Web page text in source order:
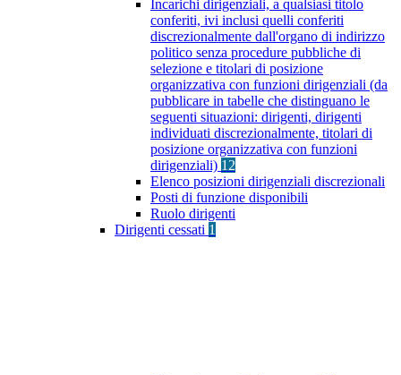
Incarichi dirigenziali, a qualsiasi titolo
conferiti, ivi inclusi quelli conferiti
discrezionalmente dall'organo di indirizzo
politico senza procedure pubbliche di
selezione e titolari di posizione
organizzativa con funzioni dirigenziali (da
pubblicare in tabelle che distinguano le
seguenti situazioni: dirigenti, dirigenti
individuati discrezionalmente, titolari di
posizione organizzativa con funzioni
dirigenziali) 12
Elenco posizioni dirigenziali discrezionali
Posti di funzione disponibili
Ruolo dirigenti
Dirigenti cessati 1